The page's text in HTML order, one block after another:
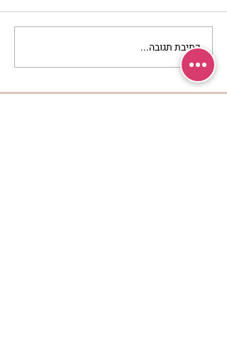
מתגעגעות לבית המפגש,
השיעור לתשעה באב | הר'
ימימה מזרחי
כתיבת תגובה...